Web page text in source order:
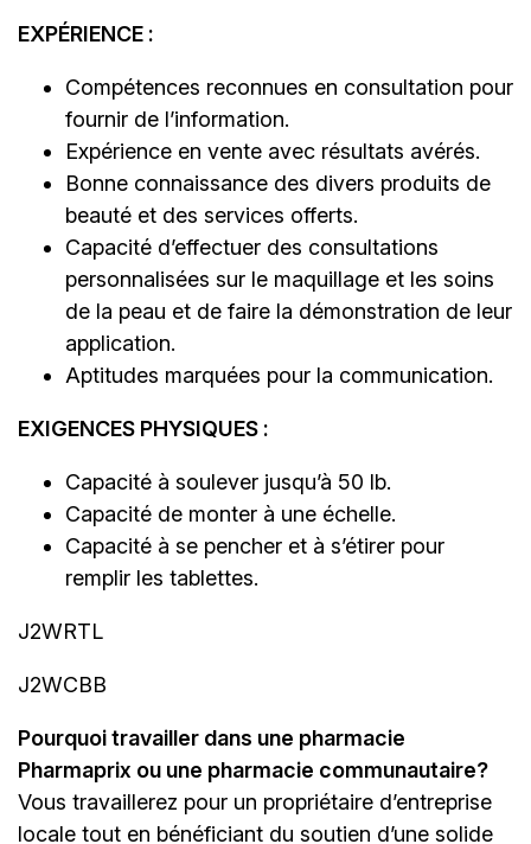
EXPÉRIENCE :
Compétences reconnues en consultation pour
fournir de l’information.
Expérience en vente avec résultats avérés.
Bonne connaissance des divers produits de
beauté et des services offerts.
Capacité d’effectuer des consultations
personnalisées sur le maquillage et les soins
de la peau et de faire la démonstration de leur
application.
Aptitudes marquées pour la communication.
EXIGENCES PHYSIQUES :
Capacité à soulever jusqu’à 50 lb.
Capacité de monter à une échelle.
Capacité à se pencher et à s’étirer pour
remplir les tablettes.
J2WRTL
J2WCBB
Pourquoi travailler dans une pharmacie
Pharmaprix ou une pharmacie communautaire?
Vous travaillerez pour un propriétaire d’entreprise
locale tout en bénéficiant du soutien d’une solide